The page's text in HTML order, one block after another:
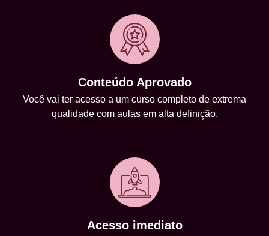
Conteúdo Aprovado
Você vai ter acesso a um curso completo de extrema
qualidade com aulas em alta definição.
Acesso imediato